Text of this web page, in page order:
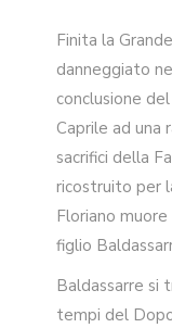
Finita la
danneggiato
conclusione
Caprile ad una
sacrifici della
ricostruito per
Floriano
figlio
Baldassarre si
tempi del